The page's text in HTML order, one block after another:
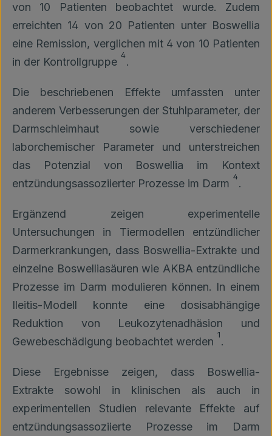
von 10 Patienten beobachtet wurde. Zudem
erreichten 14 von 20 Patienten unter Boswellia
eine Remission, verglichen mit 4 von 10 Patienten
in der Kontrollgruppe
4
.
Die beschriebenen Effekte umfassten unter
anderem Verbesserungen der Stuhlparameter, der
Darmschleimhaut sowie verschiedener
laborchemischer Parameter und unterstreichen
das Potenzial von Boswellia im Kontext
entzündungsassoziierter Prozesse im Darm
4
.
Ergänzend zeigen experimentelle
Untersuchungen in Tiermodellen entzündlicher
Darmerkrankungen, dass Boswellia-Extrakte und
einzelne Boswelliasäuren wie AKBA entzündliche
Prozesse im Darm modulieren können. In einem
Ileitis-Modell konnte eine dosisabhängige
Reduktion von Leukozytenadhäsion und
Gewebeschädigung beobachtet werden
1
.
Diese Ergebnisse zeigen, dass Boswellia-
Extrakte sowohl in klinischen als auch in
experimentellen Studien relevante Effekte auf
entzündungsassoziierte Prozesse im Darm